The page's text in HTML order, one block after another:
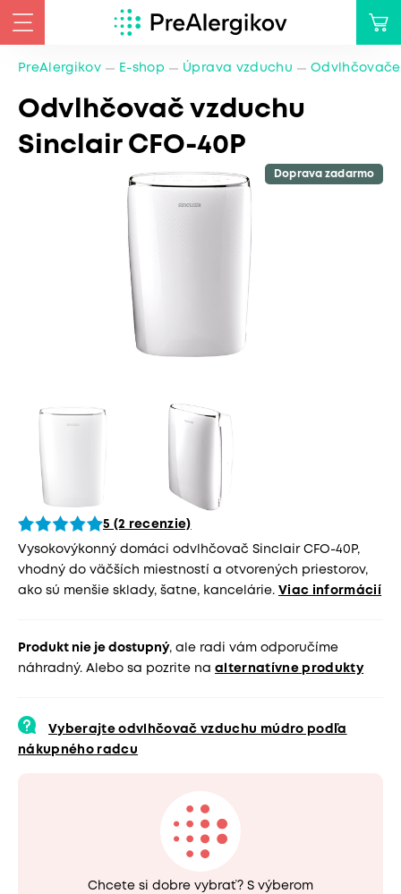
PreAlergikov E-shop Úprava vzduchu
Odvlhčovač vzduchu
Sinclair CFO-40P
Doprava zadarmo
5 (2 recenzie)
Vysokovýkonný domáci odvlhčovač Sinclair CFO-40P,
vhodný do väčších miestností a otvorených priestorov,
ako sú menšie sklady, šatne, kancelárie. Viac informácií
Produkt nie je dostupný, ale radi vám odporučíme
náhradný. Alebo sa pozrite na alternatívne produkty
Vyberajte odvlhčovač vzduchu múdro podľa
nákupného radcu
Chcete si dobre vybrať? S výberom